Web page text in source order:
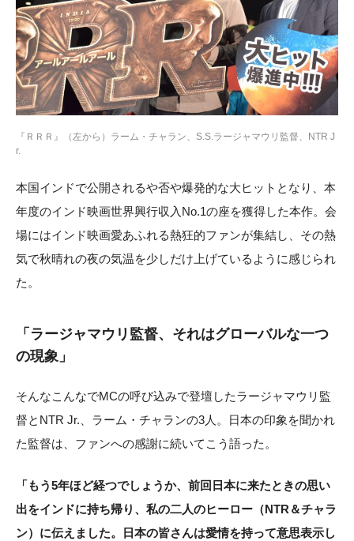
『ＲＲＲ』（左から）ラーム・チャラン、S.S.ラージャマウリ監督、NTR J
r.
本国インドで公開されるや否や爆発的な大ヒットとなり、本
年度のインド映画世界興行収入No.1の座を獲得した本作。会
場にはインド映画愛あふれる熱狂的ファンが集結し、その熱
気で秋晴れの夜の気温を少しだけ上げているように感じられ
た。
「 ラージャマウリ監督、それはグローバルな一つ
の現象 」
そんなこんなでMCの呼び込みで登壇したラージャマウリ監
督とNTR Jr.、ラーム・チャランの3人。日本の印象を聞かれ
た監督は、ファンへの感謝に続いてこう語った。
「もう5年ほど経つでしょうか、前回日本に来たときの思い
出をインドに持ち帰り、私の二人のヒーロー（NTR＆チャラ
ン）に伝えました。日本の皆さんは愛情を持って意思表示し